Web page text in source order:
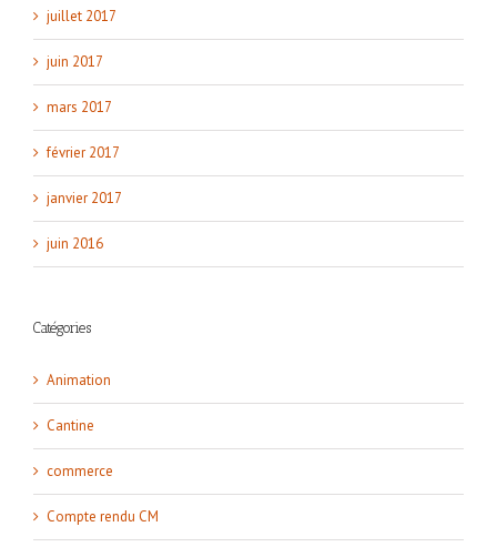
juillet 2017
juin 2017
mars 2017
février 2017
janvier 2017
juin 2016
Catégories
Animation
Cantine
commerce
Compte rendu CM